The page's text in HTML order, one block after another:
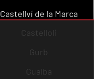
Castellví de la Marca
Castellolí
Gurb
Gualba